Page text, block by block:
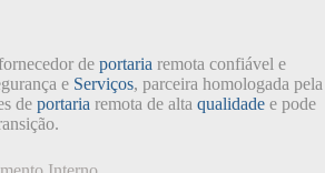
de portaria remota confiável e
e Serviços, parceira homologada pela
de portaria remota de alta qualidade e pode